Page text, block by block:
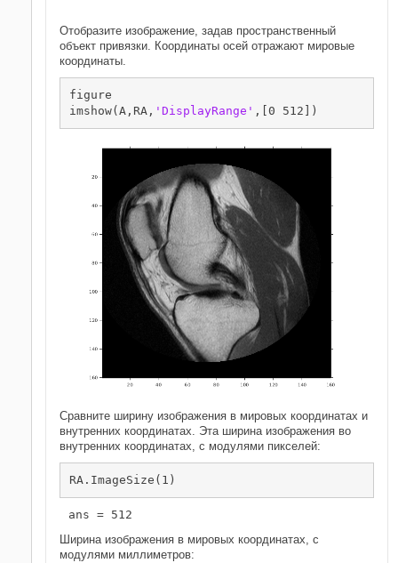
Отобразите изображение, задав пространственный
объект привязки. Координаты осей отражают мировые
координаты.
figure
imshow(A,RA, 'DisplayRange' ,[0 512])
Сравните ширину изображения в мировых координатах и
внутренних координатах. Эта ширина изображения во
внутренних координатах, с модулями пикселей:
RA.ImageSize(1)
Ширина изображения в мировых координатах, с
модулями миллиметров: